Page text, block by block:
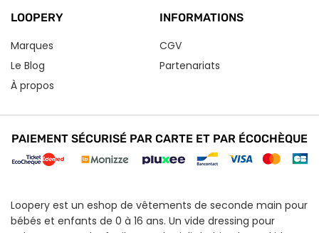
LOOPERY
Marques
Le Blog
À propos
INFORMATIONS
CGV
Partenariats
PAIEMENT SÉCURISÉ PAR CARTE ET PAR ÉCOCHÈQUE
Loopery est un eshop de vêtements de seconde main pour
bébés et enfants de 0 à 16 ans. Un vide dressing pour